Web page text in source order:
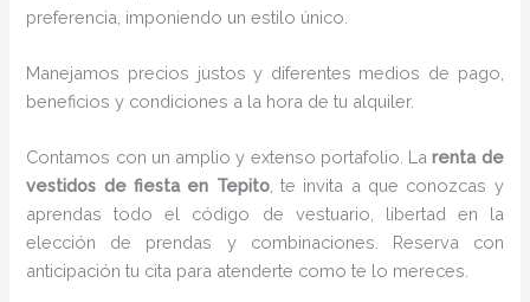
preferencia, imponiendo un estilo único.
Manejamos precios justos y diferentes medios de pago,
beneficios y condiciones a la hora de tu alquiler.
Contamos con un amplio y extenso portafolio. Larenta de
vestidos de fiesta en Tepito, te invita a que conozcas y
aprendas todo el código de vestuario, libertad en la
elección de prendas y combinaciones. Reserva con
anticipación tu cita para atenderte como te lo mereces.